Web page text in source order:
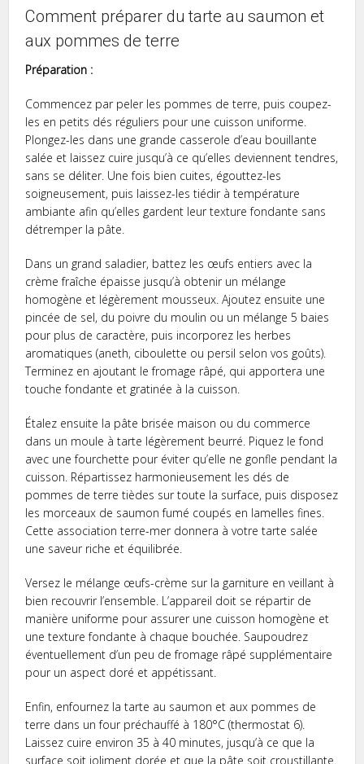
Comment préparer du tarte au saumon et
aux pommes de terre
Préparation :
Commencez par peler les pommes de terre, puis coupez-
les en petits dés réguliers pour une cuisson uniforme.
Plongez-les dans une grande casserole d’eau bouillante
salée et laissez cuire jusqu’à ce qu’elles deviennent tendres,
sans se déliter. Une fois bien cuites, égouttez-les
soigneusement, puis laissez-les tiédir à température
ambiante afin qu’elles gardent leur texture fondante sans
détremper la pâte.
Dans un grand saladier, battez les œufs entiers avec la
crème fraîche épaisse jusqu’à obtenir un mélange
homogène et légèrement mousseux. Ajoutez ensuite une
pincée de sel, du poivre du moulin ou un mélange 5 baies
pour plus de caractère, puis incorporez les herbes
aromatiques (aneth, ciboulette ou persil selon vos goûts).
Terminez en ajoutant le fromage râpé, qui apportera une
touche fondante et gratinée à la cuisson.
Étalez ensuite la pâte brisée maison ou du commerce
dans un moule à tarte légèrement beurré. Piquez le fond
avec une fourchette pour éviter qu’elle ne gonfle pendant la
cuisson. Répartissez harmonieusement les dés de
pommes de terre tièdes sur toute la surface, puis disposez
les morceaux de saumon fumé coupés en lamelles fines.
Cette association terre-mer donnera à votre tarte salée
une saveur riche et équilibrée.
Versez le mélange œufs-crème sur la garniture en veillant à
bien recouvrir l’ensemble. L’appareil doit se répartir de
manière uniforme pour assurer une cuisson homogène et
une texture fondante à chaque bouchée. Saupoudrez
éventuellement d’un peu de fromage râpé supplémentaire
pour un aspect doré et appétissant.
Enfin, enfournez la tarte au saumon et aux pommes de
terre dans un four préchauffé à 180°C (thermostat 6).
Laissez cuire environ 35 à 40 minutes, jusqu’à ce que la
surface soit joliment dorée et que la pâte soit croustillante.